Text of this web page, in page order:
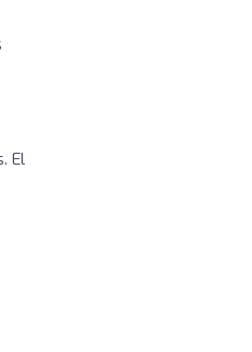
El